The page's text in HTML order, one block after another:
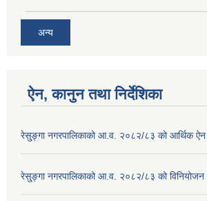
अन्य
ऐन, कानुन तथा निर्देशिका
रेसु्ङ्गा नगरपालिकाको आ.व. २०८२/८३ को आर्थिक ऐन
रेसु्ङ्गा नगरपालिकाको आ.व. २०८२/८३ को विनियोजन